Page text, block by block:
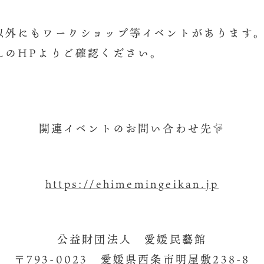
にもワークショップ等イベントがあります
のHPよりご確認ください。
関連イベントのお問い合わせ先☟
https://ehimemingeikan.jp
公益財団法人 愛媛民藝館
〒793-0023 愛媛県西条市明屋敷238-8